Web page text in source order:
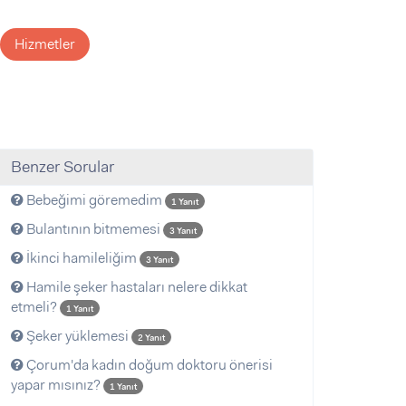
Hizmetler
Benzer Sorular
Bebeğimi göremedim 1 Yanıt
Bulantının bitmemesi 3 Yanıt
İkinci hamileliğim 3 Yanıt
Hamile şeker hastaları nelere dikkat
etmeli?
1 Yanıt
Şeker yüklemesi 2 Yanıt
Çorum'da kadın doğum doktoru önerisi
yapar mısınız?
1 Yanıt